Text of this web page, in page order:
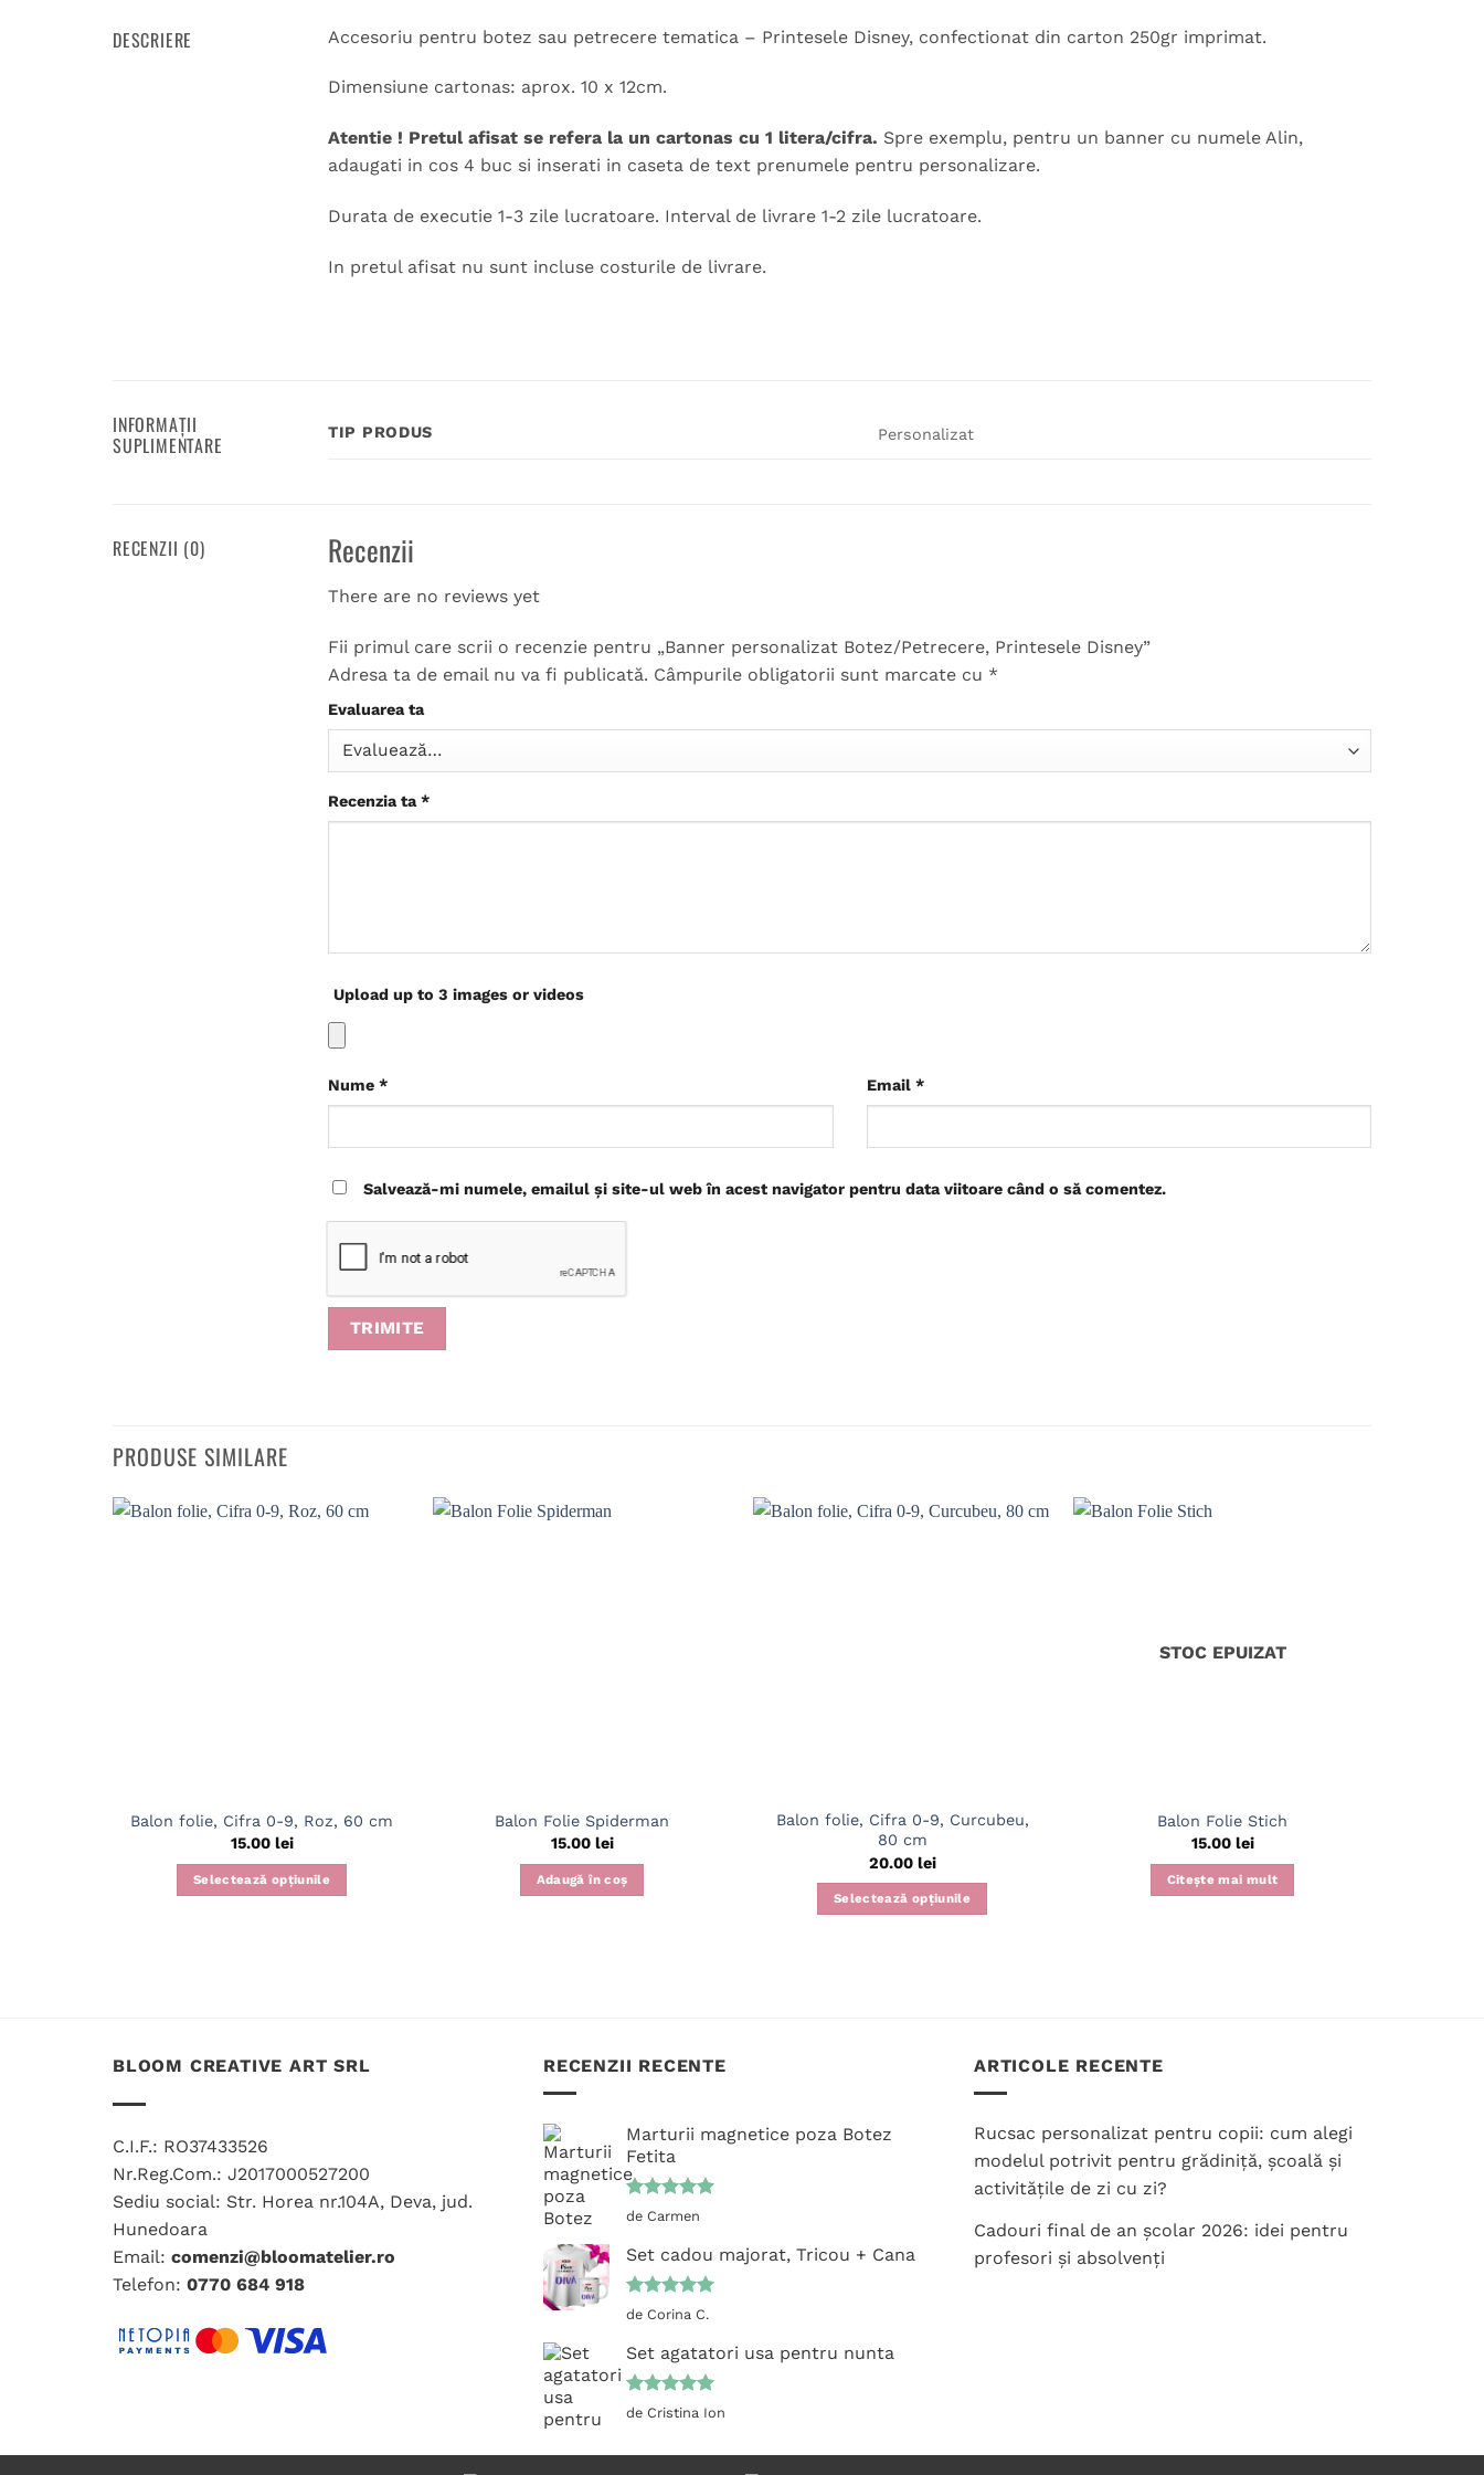
DESCRIERE Accesoriu pentru botez sau petrecere tematica – Printesele Disney, confectionat din carton 250gr imprimat.
Dimensiune cartonas: aprox. 10 x 12cm.
Atentie ! Pretul afisat se refera la un cartonas cu 1 litera/cifra. Spre exemplu, pentru un banner cu numele Alin,
adaugati in cos 4 buc si inserati in caseta de text prenumele pentru personalizare.
Durata de executie 1-3 zile lucratoare. Interval de livrare 1-2 zile lucratoare.
In pretul afisat nu sunt incluse costurile de livrare.
INFORMAȚII
SUPLIMENTARE TIP PRODUS Personalizat
RECENZII (0) Recenzii
There are no reviews yet
Fii primul care scrii o recenzie pentru „Banner personalizat Botez/Petrecere, Printesele Disney”
Adresa ta de email nu va fi publicată. Câmpurile obligatorii sunt marcate cu *
Evaluarea ta
Recenzia ta*
Upload up to 3 images or videos
Nume * Email *
Salvează-mi numele, emailul și site-ul web în acest navigator pentru data viitoare când o să comentez.
PRODUSE SIMILARE
Balon folie, Cifra 0-9, Roz, 60 cm
15.00 lei
Selectează opțiunile
Opțiunile
produsului.
Balon Folie Spiderman
15.00 lei
Adaugă în coș
Balon folie, Cifra 0-9, Curcubeu,
80 cm
20.00 lei
Selectează opțiunile
produsului.
STOC EPUIZAT
Balon Folie Stich
15.00 lei
Citește mai mult
BLOOM CREATIVE ART SRL
C.I.F.: RO37433526
Nr.Reg.Com.: J2017000527200
Sediu social: Str. Horea nr.104A, Deva, jud.
Hunedoara
Email: comenzi@bloomatelier.ro
Telefon: 0770 684 918
RECENZII RECENTE
Marturii magnetice poza Botez
Fetita
Evaluat la
de Carmen
Set cadou majorat, Tricou + Cana
Evaluat la
de Corina C.
Set agatatori usa pentru nunta
Evaluat la
de Cristina Ion
ARTICOLE RECENTE
Rucsac personalizat pentru copii: cum alegi
modelul potrivit pentru grădiniță, școală și
activitățile de zi cu zi?
Cadouri final de an școlar 2026: idei pentru
profesori și absolvenți